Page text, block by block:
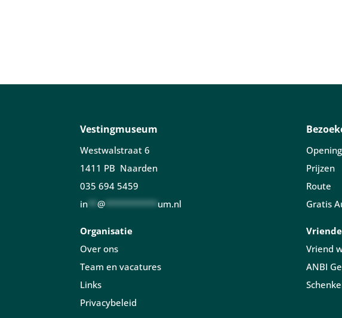
Vestingmuseum
Westwalstraat 6
1411 PB Naarden
035 694 5459
in **@ *********** um.nl
Organisatie
Over ons
Team en vacatures
Links
Privacybeleid
Prijzen
Route
Gratis
Vriend
ANBI